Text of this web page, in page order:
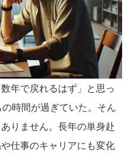
年で戻れるはず」と思っ
時間が過ぎていた。そん
りません。長年の単身赴
仕事のキャリアにも変化